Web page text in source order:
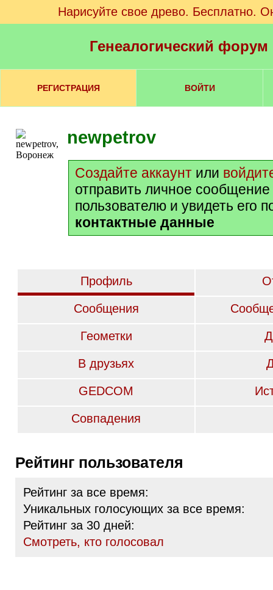
Нарисуйте свое древо. Бесплатно.
Генеалогический
РЕГИСТРАЦИЯ ВОЙТИ
newpetrov
Создайте аккаунт или
отправить личное сообщение
пользователю и увидеть его
контактные данные
Профиль
Сообщения
Геометки
В друзьях
GEDCOM
Совпадения
Рейтинг пользователя
Рейтинг за все время:
Уникальных голосующих за все время:
Рейтинг за 30 дней:
Cмотреть, кто голосовал